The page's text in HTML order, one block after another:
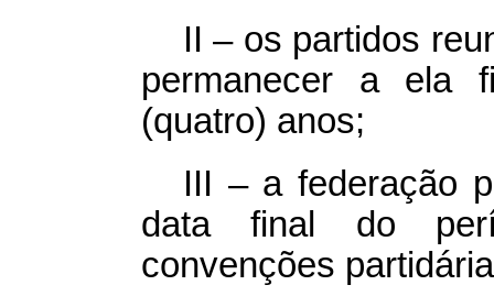
II – os partidos
permanecer a ela
(quatro) anos;
III – a federação
data final do
convenções